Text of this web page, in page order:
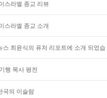
스라엘 종교 리뷰
스라엘 종교 소개
최윤식의 퓨처 리포트에 소개 되었습
행 목사 평전
국의 이슬람